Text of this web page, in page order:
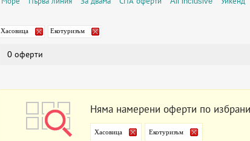
Хасовица Екотуризъм
0 оферти
Няма намерени оферти по
Хасовица Екотуризъм